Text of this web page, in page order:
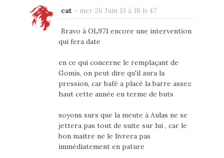
cat- mer 26 Juin 13 à 18 h 47
Bravo à OL971 encore une intervention
qui fera date
en ce qui concerne le remplaçant de
Gomis, on peut dire qu'il aura la
pression, car bafé a placé la barre assez
haut cette année en terme de buts
soyons surs que la meute à Aulas ne se
jettera pas tout de suite sur lui , car le
bon maitre ne le livrera pas
immédiatement en pature